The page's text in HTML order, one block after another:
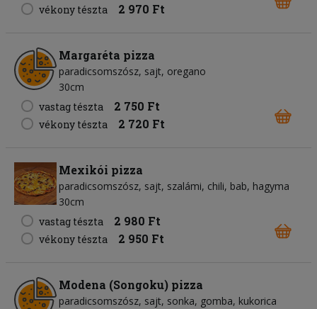
vékony tészta 2 970 Ft
Margaréta pizza
paradicsomszósz sajt oregano
30cm
vastag tészta
2 750 Ft
vékony tészta 2 720 Ft
Mexikói pizza
paradicsomszósz sajt szalámi chili bab hagyma
30cm
vastag tészta
2 980 Ft
vékony tészta 2 950 Ft
Modena (Songoku) pizza
paradicsomszósz sajt sonka gomba kukorica